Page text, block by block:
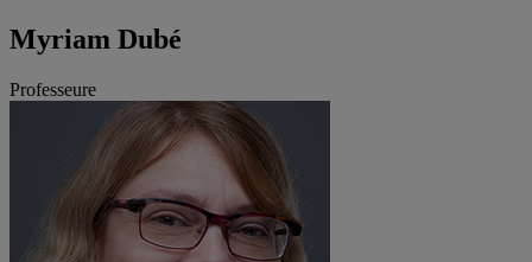
Myriam Dubé
Professeure